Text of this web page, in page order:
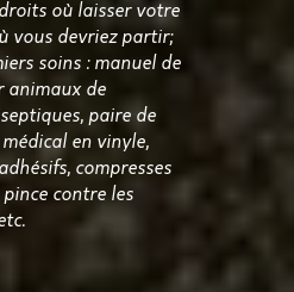
où laisser votre
vous devriez partir;
soins : manuel de
animaux de
paire de
en vinyle,
compresses
contre les